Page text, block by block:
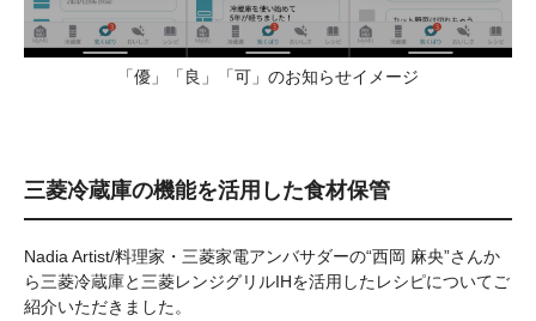
「優」「良」「可」のお知らせイメージ
三菱冷蔵庫の機能を活用した食材保管
Nadia Artist/料理家・三菱家電アンバサダーの“西岡 麻央”さんか
ら三菱冷蔵庫と三菱レンジグリルIHを活用したレシピについてご
紹介いただきました。